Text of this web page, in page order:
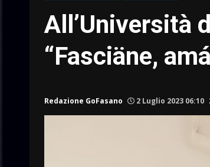
All’Università
“Fasciäne,
Redazione GoFasano 2 Luglio 2023 06:10